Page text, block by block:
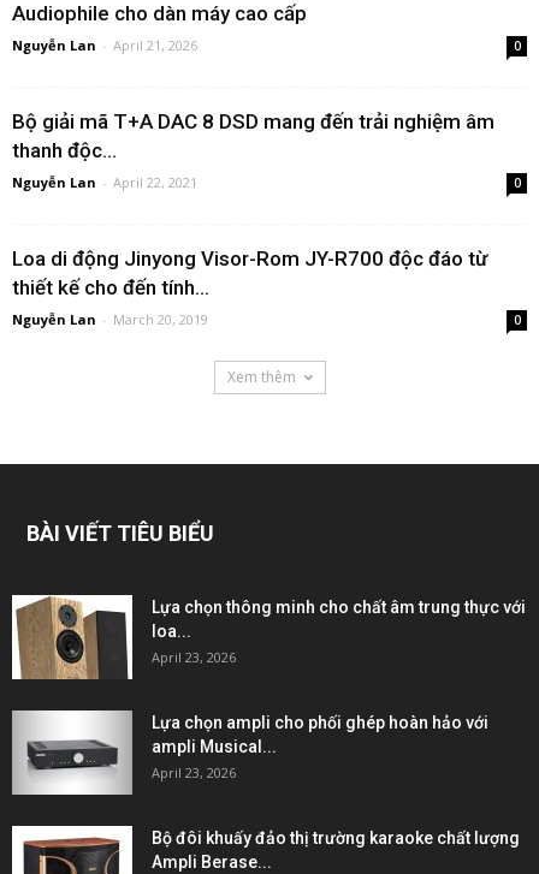
Audiophile cho dàn máy cao cấp
Nguyễn Lan - April 21, 2026 0
Bộ giải mã T+A DAC 8 DSD mang đến trải nghiệm âm
thanh độc...
Nguyễn Lan - April 22, 2021 0
Loa di động Jinyong Visor-Rom JY-R700 độc đáo từ
thiết kế cho đến tính...
Nguyễn Lan - March 20, 2019 0
Xem thêm
BÀI VIẾT TIÊU BIỂU
Lựa chọn thông minh cho chất âm trung thực với
loa...
April 23, 2026
Lựa chọn ampli cho phối ghép hoàn hảo với
ampli Musical...
April 23, 2026
Bộ đôi khuấy đảo thị trường karaoke chất lượng
Ampli Berase...